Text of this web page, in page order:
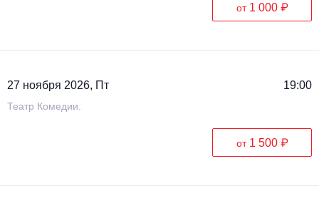
от 1 000 ₽
27 ноября 2026, Пт 19:00
Театр Комедии.
от 1 500 ₽